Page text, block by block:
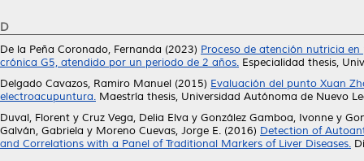
D
De la Peña Coronado, Fernanda (2023) Proceso de atención nutricia
crónica G5, atendido por un periodo de 2 años. Especialidad thesis,
Delgado Cavazos, Ramiro Manuel (2015) Evaluación del punto Xuan
electroacupuntura. Maestría thesis, Universidad Autónoma de Nuevo
Duval, Florent y Cruz Vega, Delia Elva y González Gamboa, Ivonne y
Galván, Gabriela y Moreno Cuevas, Jorge E. (2016) Detection of
and Correlations with a Panel of Traditional Markers of Liver Diseases.